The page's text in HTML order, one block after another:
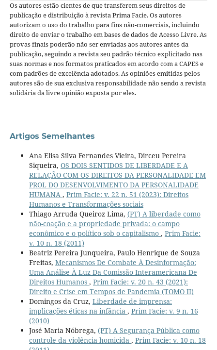
Os autores estão cientes de que transferem seus direitos de
publicação e distribuição à revista Prima Facie. Os autores
autorizam o uso do trabalho para fins não-comerciais, incluindo
direito de enviar o trabalho em bases de dados de Acesso Livre. As
provas finais poderão não ser enviadas aos autores antes da
publicação, seguindo a revista seu padrão técnico explicitado nas
suas normas e nos formatos praticados em acordo com a CAPES e
com padrões de excelência adotados. As opiniões emitidas pelos
autores são de sua exclusiva responsabilidade não sendo a revista
solidária da livre opinião exposta por eles.
Artigos Semelhantes
Ana Elisa Silva Fernandes Vieira, Dirceu Pereira
Siqueira, OS DOIS SENTIDOS DE LIBERDADE E A
RELAÇÃO COM OS DIREITOS DA PERSONALIDADE EM
PROL DO DESENVOLVIMENTO DA PERSONALIDADE
HUMANA , Prim Facie: v. 22 n. 51 (2023): Direitos
Humanos e Transformações sociais
Thiago Arruda Queiroz Lima, (PT) A liberdade como
não-coação e a propriedade privada: o campo
econômico e o político sob o capitalismo , Prim Facie:
v. 10 n. 18 (2011)
Beatriz Pereira Junqueira, Paulo Henrique de Souza
Freitas, Mecanismos De Combate À Desinformação:
Uma Análise À Luz Da Comissão Interamericana De
Direitos Humanos , Prim Facie: v. 20 n. 43 (2021):
Direito e Crise em Tempos de Pandemia (TOMO II)
Domingos da Cruz, Liberdade de imprensa:
implicações éticas na infância , Prim Facie: v. 9 n. 16
(2010)
José Maria Nóbrega, (PT) A Segurança Pública como
controle da violência homicida , Prim Facie: v. 10 n. 18